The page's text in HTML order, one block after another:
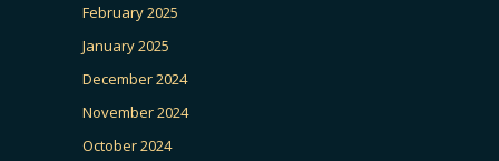
February 2025
January 2025
December 2024
November 2024
October 2024